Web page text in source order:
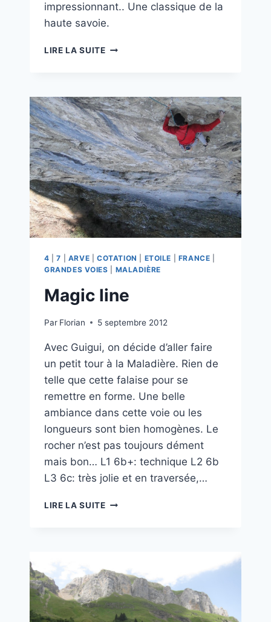
impressionnant.. Une classique de la
haute savoie.
LIRE LA SUITE INDIANA
4 |7 ARVE COTATION ETOILE FRANCE
GRANDES VOIES
MALADIÈRE
Magic line
Par Florian 5 septembre 2012
Avec Guigui, on décide d’aller faire
un petit tour à la Maladière. Rien de
telle que cette falaise pour se
remettre en forme. Une belle
ambiance dans cette voie ou les
longueurs sont bien homogènes. Le
rocher n’est pas toujours dément
mais bon… L1 6b+: technique L2 6b
L3 6c: très jolie et en traversée,…
LIRE LA SUITE MAGIC